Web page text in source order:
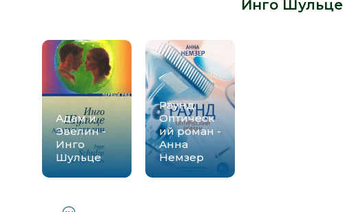
Инго Шульце
Адам и
Эвелин -
Инго
Шульце
Раунд.
Оптическ
ий роман -
Анна
Немзер